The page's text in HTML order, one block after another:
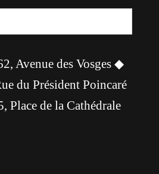
Avenue des Vosges ◆
du Président Poincaré
Place de la Cathédrale